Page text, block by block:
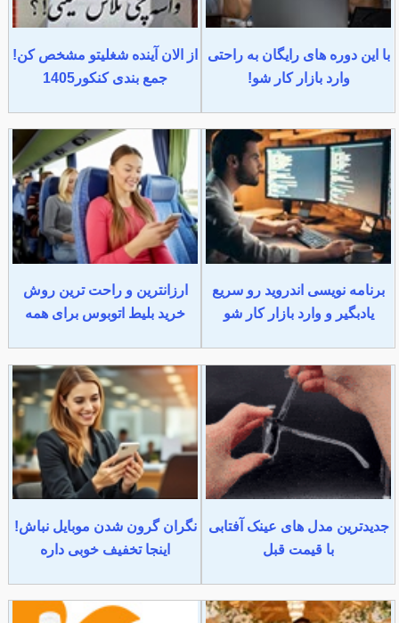
با این دوره های رایگان به راحتی
وارد بازار کار شو!
از الان آینده شغلیتو مشخص کن!
جمع بندی کنکور1405
برنامه نویسی اندروید رو سریع
یادبگیر و وارد بازار کار شو
ارزانترین و راحت ترین روش
خرید بلیط اتوبوس برای همه
جدیدترین مدل های عینک آفتابی
با قیمت قبل
نگران گرون شدن موبایل نباش!
اینجا تخفیف خوبی داره